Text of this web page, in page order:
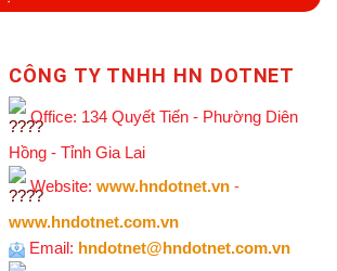
CÔNG TY TNHH HN DOTNET
Office: 134 Quyết Tiến - Phường Diên
Hồng - Tỉnh Gia Lai
Website: www.hndotnet.vn -
www.hndotnet.com.vn
Email: hndotnet@hndotnet.com.vn